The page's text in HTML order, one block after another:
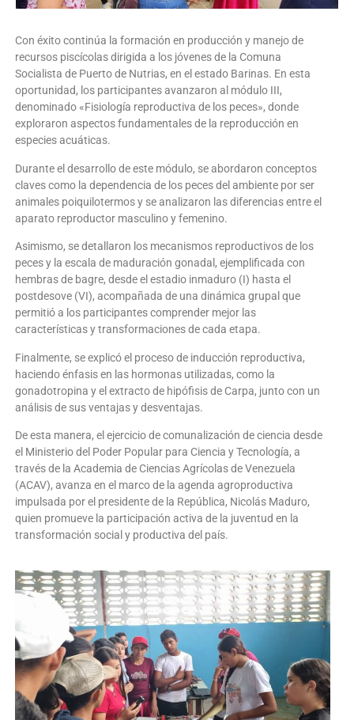
Con éxito continúa la formación en producción y manejo de
recursos piscícolas dirigida a los jóvenes de la Comuna
Socialista de Puerto de Nutrias, en el estado Barinas. En esta
oportunidad, los participantes avanzaron al módulo III,
denominado «Fisiología reproductiva de los peces», donde
exploraron aspectos fundamentales de la reproducción en
especies acuáticas.
Durante el desarrollo de este módulo, se abordaron conceptos
claves como la dependencia de los peces del ambiente por ser
animales poiquilotermos y se analizaron las diferencias entre el
aparato reproductor masculino y femenino.
Asimismo, se detallaron los mecanismos reproductivos de los
peces y la escala de maduración gonadal, ejemplificada con
hembras de bagre, desde el estadio inmaduro (I) hasta el
postdesove (VI), acompañada de una dinámica grupal que
permitió a los participantes comprender mejor las
características y transformaciones de cada etapa.
Finalmente, se explicó el proceso de inducción reproductiva,
haciendo énfasis en las hormonas utilizadas, como la
gonadotropina y el extracto de hipófisis de Carpa, junto con un
análisis de sus ventajas y desventajas.
De esta manera, el ejercicio de comunalización de ciencia desde
el Ministerio del Poder Popular para Ciencia y Tecnología, a
través de la Academia de Ciencias Agrícolas de Venezuela
(ACAV), avanza en el marco de la agenda agroproductiva
impulsada por el presidente de la República, Nicolás Maduro,
quien promueve la participación activa de la juventud en la
transformación social y productiva del país.